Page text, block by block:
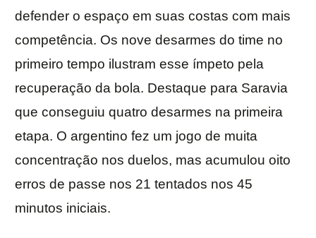
defender o espaço em suas costas com mais
competência. Os nove desarmes do time no
primeiro tempo ilustram esse ímpeto pela
recuperação da bola. Destaque para Saravia
que conseguiu quatro desarmes na primeira
etapa. O argentino fez um jogo de muita
concentração nos duelos, mas acumulou oito
erros de passe nos 21 tentados nos 45
minutos iniciais.